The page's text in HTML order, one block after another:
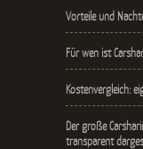
Vorteile und
Für wen ist
Kostenvergleich:
Der große
transparent